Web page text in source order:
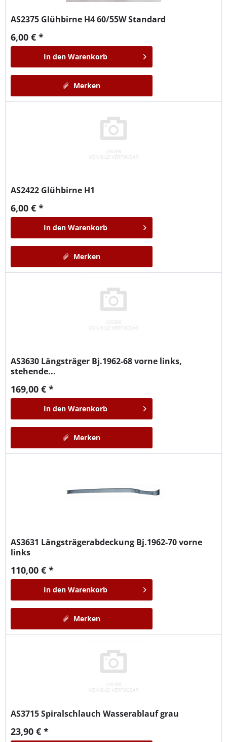
AS2375 Glühbirne H4 60/55W Standard
6,00 € *
In den Warenkorb
Merken
AS2422 Glühbirne H1
6,00 € *
In den Warenkorb
Merken
AS3630 Längsträger Bj.1962-68 vorne links,
stehende...
169,00 € *
In den Warenkorb
Merken
AS3631 Längsträgerabdeckung Bj.1962-70 vorne
links
110,00 € *
In den Warenkorb
Merken
AS3715Spiralschlauch Wasserablauf grau
23,90 € *